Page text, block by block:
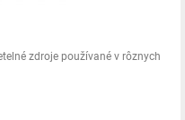
zdroje používané v rôznych